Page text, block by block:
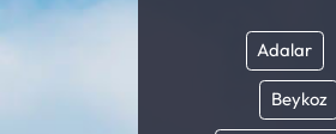
Adalar
Beykoz